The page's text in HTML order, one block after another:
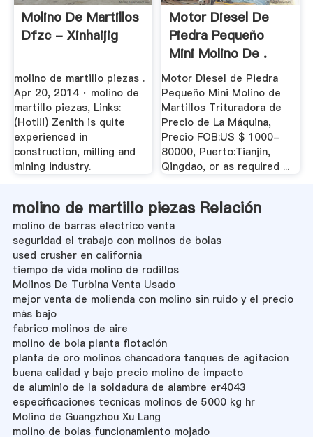
Molino De Martillos
Dfzc - Xinhaijig
molino de martillo piezas .
Apr 20, 2014 · molino de
martillo piezas, Links:
(Hot!!!) Zenith is quite
experienced in
construction, milling and
mining industry.
Motor Diesel De
Piedra Pequeño
Mini Molino De .
Motor Diesel de Piedra
Pequeño Mini Molino de
Martillos Trituradora de
Precio de La Máquina,
Precio FOB:US $ 1000-
80000, Puerto:Tianjin,
Qingdao, or as required ...
molino de martillo piezas Relación
molino de barras electrico venta
seguridad el trabajo con molinos de bolas
used crusher en california
tiempo de vida molino de rodillos
Molinos De Turbina Venta Usado
mejor venta de molienda con molino sin ruido y el precio
más bajo
fabrico molinos de aire
molino de bola planta flotación
planta de oro molinos chancadora tanques de agitacion
buena calidad y bajo precio molino de impacto
de aluminio de la soldadura de alambre er4043
especificaciones tecnicas molinos de 5000 kg hr
Molino de Guangzhou Xu Lang
molino de bolas funcionamiento mojado